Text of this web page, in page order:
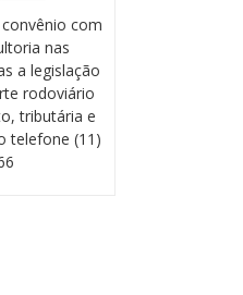
com
nas
a legislação
rodoviário
tributária e
telefone (11)